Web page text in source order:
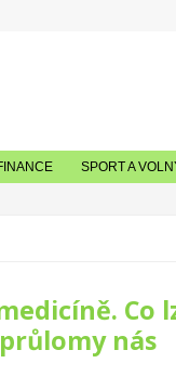
SPORT A
Co
nás